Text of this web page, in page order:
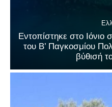
Εντοπίστηκε στο Ιόνιο
του Β’ Παγκοσμίου
βύθισή